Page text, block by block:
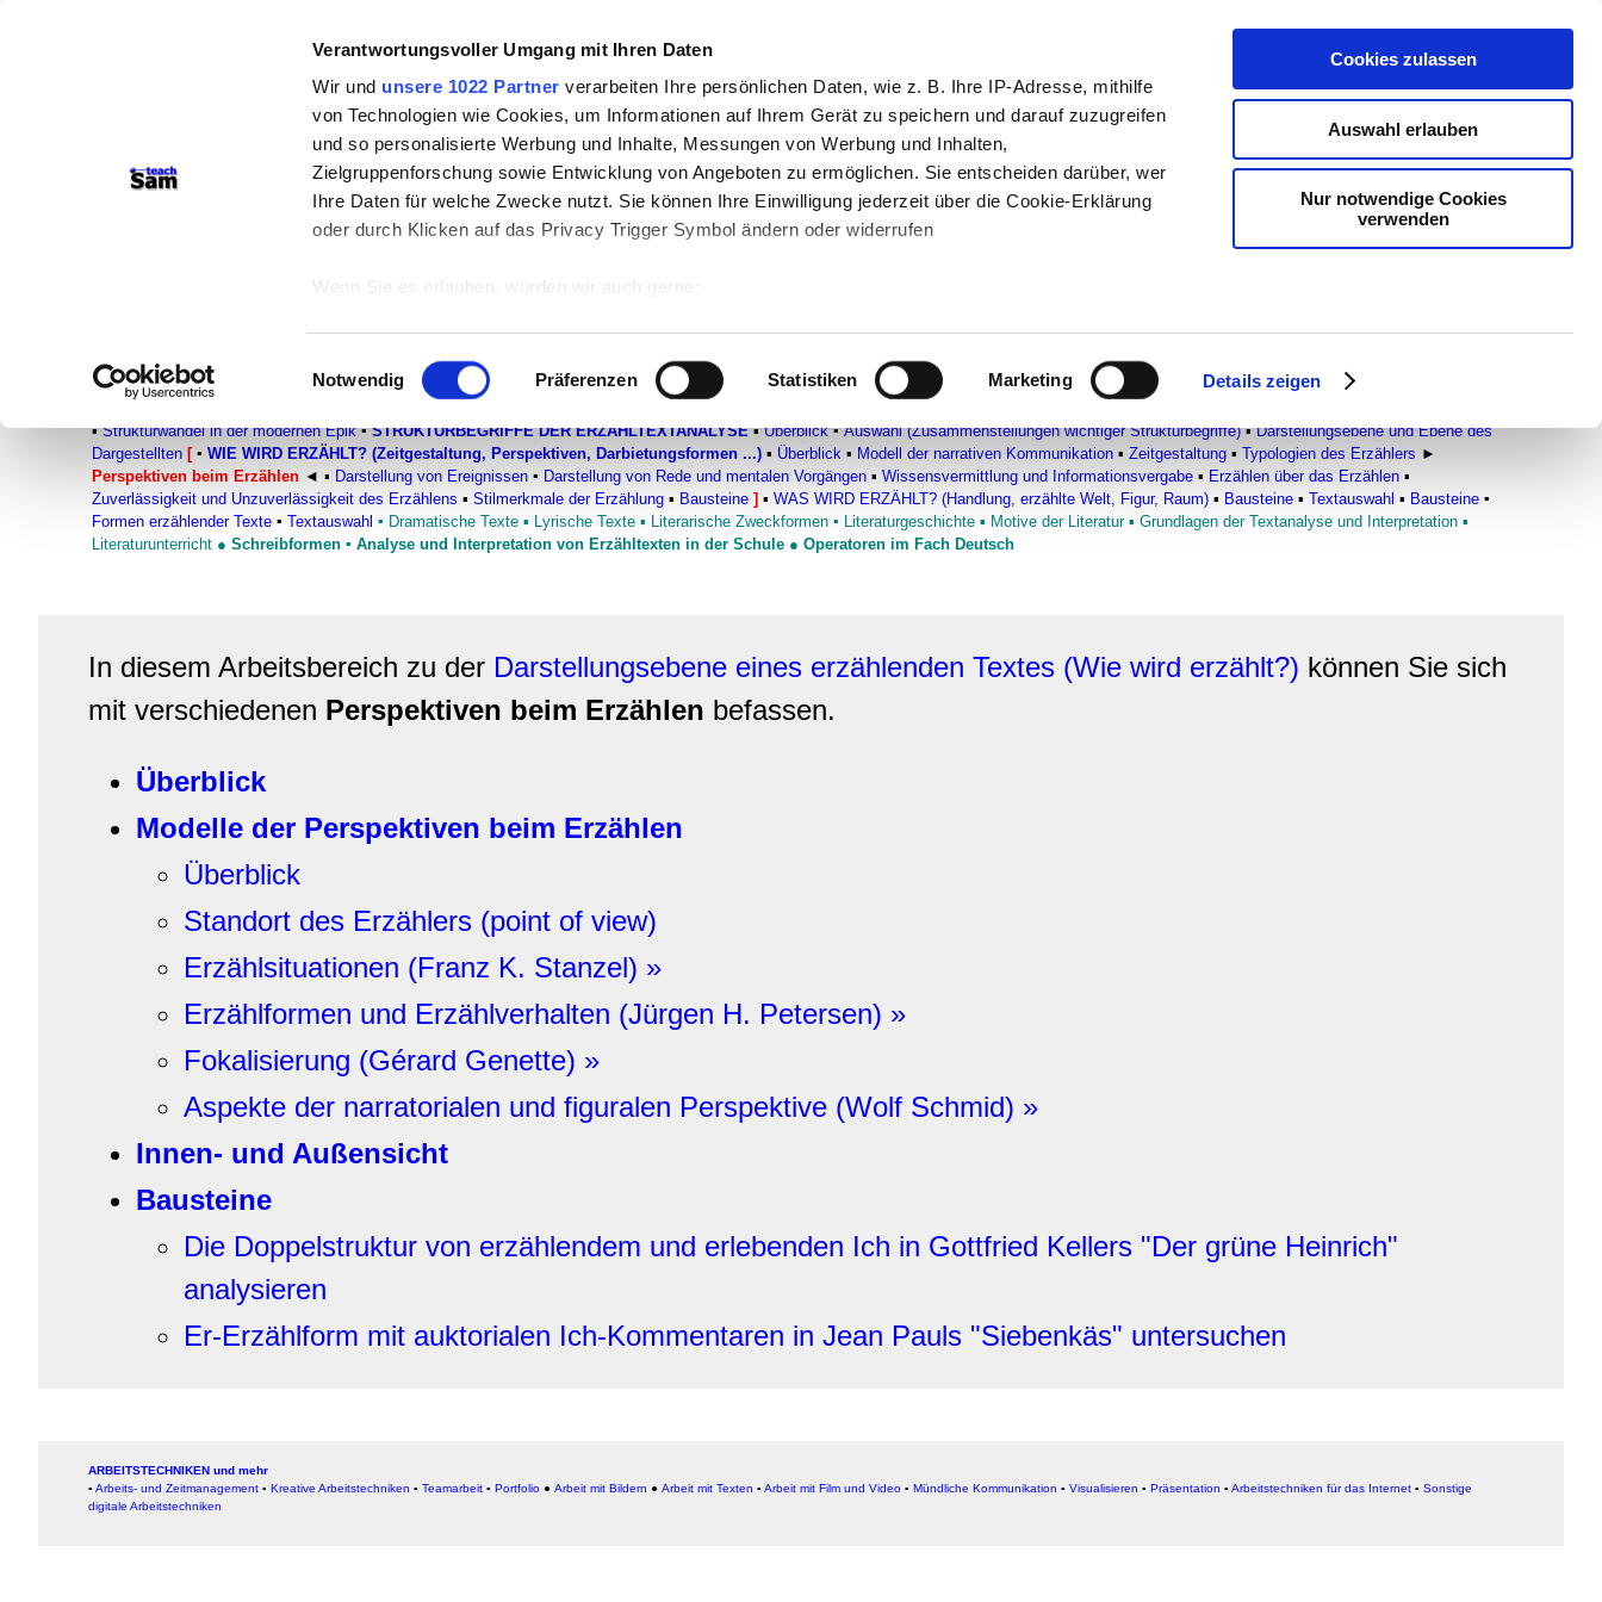
Verantwortungsvoller Umgang mit Ihren Daten
Wir und unsere 1022 Partner verarbeiten Ihre persönlichen Daten, wie z. B. Ihre IP-Adresse, mithilfe
von Technologien wie Cookies, um Informationen auf Ihrem Gerät zu speichern und darauf zuzugreifen
und so personalisierte Werbung und Inhalte, Messungen von Werbung und Inhalten,
Zielgruppenforschung sowie Entwicklung von Angeboten zu ermöglichen. Sie entscheiden darüber, wer
Ihre Daten für welche Zwecke nutzt. Sie können Ihre Einwilligung jederzeit über die Cookie-Erklärung
oder durch Klicken auf das Privacy Trigger Symbol ändern oder widerrufen
Wenn Sie es erlauben, würden wir auch gerne:
Ihr Gerät durch aktives Scannen nach bestimmten Merkmalen (Fingerprinting) identifizieren
Erfahren Sie mehr darüber, wie Ihre persönlichen Daten verarbeitet werden, und legen Sie Ihre
Präferenzen imAbschnitt Einzelheitenfest.
Wir verwenden Cookies, um Inhalte und Anzeigen zu personalisieren, Funktionen für soziale Medien
anbieten zu können und die Zugriffe auf unsere Website zu analysieren. Außerdem geben wir
Informationen zu Ihrer Verwendung unserer Website an unsere Partner für soziale Medien, Werbung
Einwilligungsauswahl
Notwendig Präferenzen Statistiken Marketing Details zeigen
Cookies zulassen
Auswahl erlauben
Nur notwendige Cookies
verwenden
teachSam- Arbeitsbereiche:
Deutsch-Geschichte-Politik-Pädagogik -Psychologie -Medien-Methodik und
So navigiert man auf teachSam-So sucht man auf teachSam
braucht Werbung
Wie wird erzählt?
Perspektiven beim Erzählen
FACHBEREICH DEUTSCH
▪Strukturwandel in der modernen Epik ▪STRUKTURBEGRIFFE DER ERZÄHLTEXTANALYSE▪ Überblick ▪Auswahl (Zusammenstellungen wichtiger Strukturbegriffe) ▪Darstellungsebene und Ebene des
Dargestellten [ ▪ WIE WIRD ERZÄHLT? (Zeitgestaltung, Perspektiven, Darbietungsformen ...) ▪ Überblick ▪ Modell der narrativen Kommunikation ▪ Zeitgestaltung ▪ Typologien des Erzählers ►
Perspektiven beim Erzählen ◄ ▪ Darstellung von Ereignissen ▪ Darstellung von Rede und mentalen Vorgängen ▪ Wissensvermittlung und Informationsvergabe ▪ Erzählen über das Erzählen ▪
Zuverlässigkeit und Unzuverlässigkeit des Erzählens ▪ Stilmerkmale der Erzählung ▪ Bausteine ] ▪ WAS WIRD ERZÄHLT? (Handlung, erzählte Welt, Figur, Raum) ▪ Bausteine ▪ Textauswahl ▪ Bausteine ▪
Formen erzählender Texte ▪ Textauswahl ▪ Dramatische Texte ▪ Lyrische Texte ▪ Literarische Zweckformen ▪ Literaturgeschichte ▪ Motive der Literatur▪ Grundlagen der Textanalyse und Interpretation ▪
Literaturunterricht ● Schreibformen ▪ Analyse und Interpretation von Erzähltexten in der Schule ● Operatoren im Fach Deutsch
In diesem Arbeitsbereich zu der Darstellungsebene eines erzählenden Textes (Wie wird erzählt?) können Sie sich
mit verschiedenen Perspektiven beim Erzählen befassen.
Überblick
Modelle der Perspektiven beim Erzählen
Überblick
Standort des Erzählers (point of view)
Erzählsituationen (Franz K. Stanzel) »
Erzählformen und Erzählverhalten (Jürgen H. Petersen) »
Fokalisierung (Gérard Genette) »
Aspekte der narratorialen und figuralen Perspektive (Wolf Schmid) »
Innen- und Außensicht
Bausteine
Die Doppelstruktur von erzählendem und erlebenden Ich in Gottfried Kellers "Der grüne Heinrich"
analysieren
Er-Erzählform mit auktorialen Ich-Kommentaren in Jean Pauls "Siebenkäs" untersuchen
ARBEITSTECHNIKEN und mehr
▪ Arbeits- und Zeitmanagement ▪ Kreative Arbeitstechniken ▪ Teamarbeit ▪ Portfolio ● Arbeit mit Bildern ● Arbeit mit Texten ▪ Arbeit mit Film und Video ▪ Mündliche Kommunikation ▪ Visualisieren ▪ Präsentation ▪ Arbeitstechniken für das Internet ▪ Sonstige
digitale Arbeitstechniken